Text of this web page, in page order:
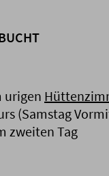
urigen
(Samstag
zweiten Tag